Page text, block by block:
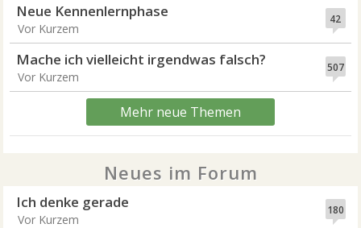
42
Neue Kennenlernphase
Vor Kurzem
507
Mache ich vielleicht irgendwas falsch?
Vor Kurzem
Mehr neue Themen
Neues im Forum
180
Ich denke gerade
Vor Kurzem